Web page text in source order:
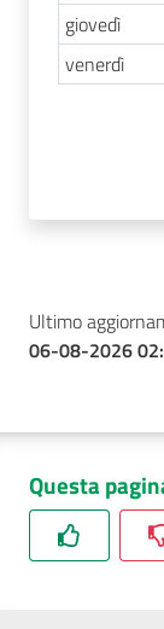
giovedì
venerdì
Ultimo
06-08-2026
Questa